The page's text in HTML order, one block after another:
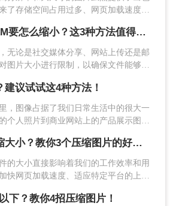
可以对比一下压缩前后的大小，
。
关于“如何对图片压缩”的全部
内容不错的话，就点个赞告诉转
了存储空间占用过多、网页加载速度慢
为重要。那么图片大小怎么压缩呢？本
效的图片压缩方法。
上传图片不超过2M要怎么缩小？这3种方法值得收藏!
无论是社交媒体分享、网站上传还是邮
图片大小进行限制，以确保文件能够快
小技巧变得尤为重要。那么上传图片不
以下将详细介绍几种实用的方法来帮助
的大小。
议试试这4种方法！
，图像占据了我们日常生活中的很大一
个人照片到商业网站上的产品展示图，
时间过长、占用大量存储空间以及增加
因此，学会如何有效地压缩图片，既保
牺牲太多文件大小，变得尤为重要。以
缩的一篇文章，旨在提供实用的指导。
图片如何免费压缩大小？教你3个压缩图片的好方法！
的大小直接影响着我们的工作效率和用
快网页加载速度、适应特定平台的上传
介绍三种广泛使用的图片压缩方法。
下？教你4招压缩图片！